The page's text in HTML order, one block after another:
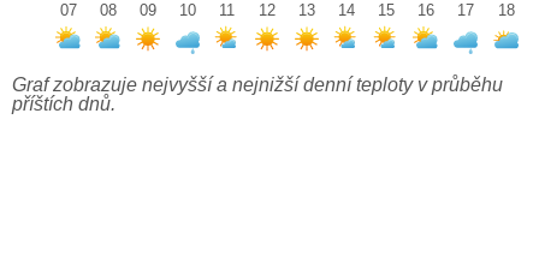
07
08
09
10
11
12
13
14
15
16
17
18
Graf zobrazuje nejvyšší a nejnižší denní teploty v průběhu
příštích dnů.